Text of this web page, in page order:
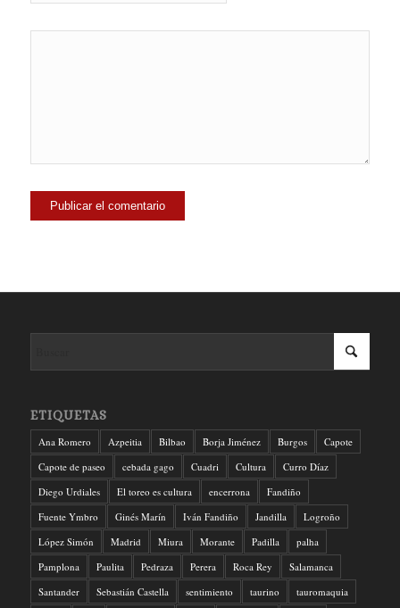
ETIQUETAS
Ana Romero Azpeitia Bilbao Borja Jiménez Burgos
Capote
Capote de paseo
cebada gago Cuadri Cultura
Curro Díaz
Diego Urdiales
El toreo es cultura encerrona
Fandiño
Fuente Ymbro
Ginés Marín Iván Fandiño Jandilla
Logroño
López Simón
Madrid Miura Morante Padilla
palha
Pamplona
Paulita Pedraza Perera Roca Rey
Salamanca
Santander
Sebastián Castella sentimiento taurino
tauromaquia